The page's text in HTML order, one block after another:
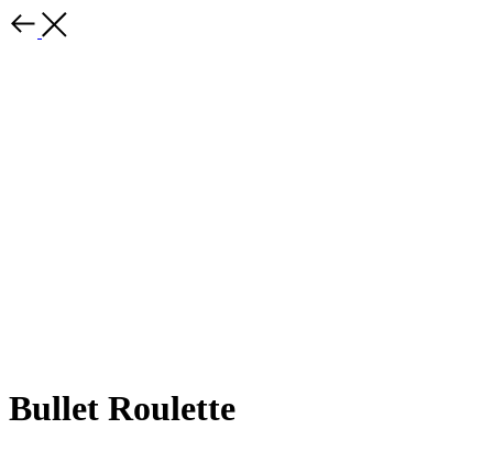
Bullet Roulette